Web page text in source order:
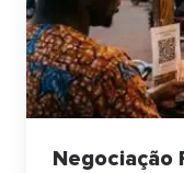
Negociação